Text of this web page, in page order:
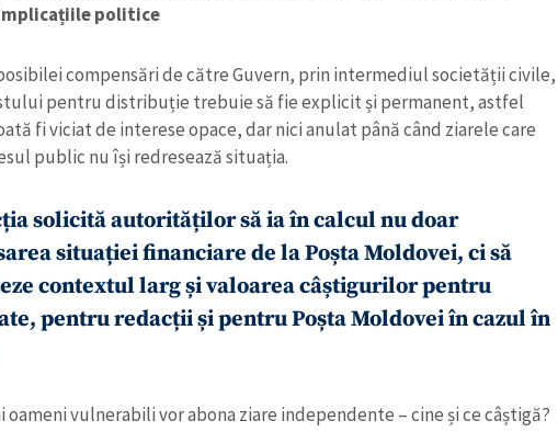
politice
compensări de către Guvern, prin intermediul societății civile,
pentru distribuție trebuie să fie explicit și permanent, astfel
fi viciat de interese opace, dar nici anulat până când ziarele care
public nu își redresează situația.
solicită autorităților să ia în calcul nu doar
situației financiare de la Poșta Moldovei, ci să
contextul larg și valoarea câștigurilor pentru
pentru redacții și pentru Poșta Moldovei în cazul în
oameni vulnerabili vor abona ziare independente – cine și ce câștigă?